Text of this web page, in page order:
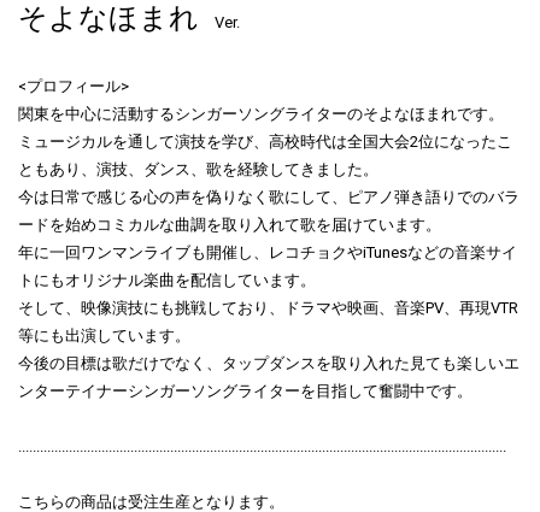
そよなほまれ Ver.
<プロフィール>
関東を中心に活動するシンガーソングライターのそよなほまれです。
ミュージカルを通して演技を学び、高校時代は全国大会2位になったこ
ともあり、演技、ダンス、歌を経験してきました。
今は日常で感じる心の声を偽りなく歌にして、ピアノ弾き語りでのバラ
ードを始めコミカルな曲調を取り入れて歌を届けています。
年に一回ワンマンライブも開催し、レコチョクやiTunesなどの音楽サイ
トにもオリジナル楽曲を配信しています。
そして、映像演技にも挑戦しており、ドラマや映画、音楽PV、再現VTR
等にも出演しています。
今後の目標は歌だけでなく、タップダンスを取り入れた見ても楽しいエ
ンターテイナーシンガーソングライターを目指して奮闘中です。
.......................................................................................................................................
こちらの商品は受注生産となります。